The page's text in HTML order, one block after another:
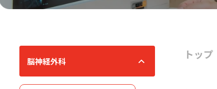
脳神経外科 トップ